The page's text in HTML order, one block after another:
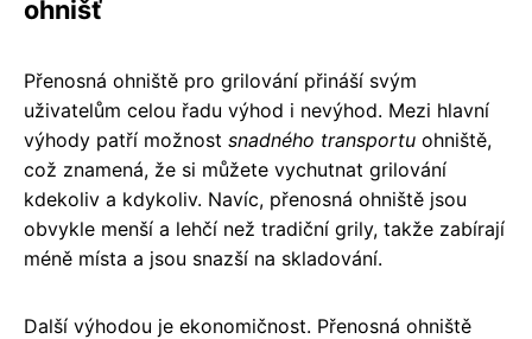
ohnišť
Přenosná ohniště pro grilování přináší svým
uživatelům celou řadu výhod i nevýhod. Mezi hlavní
výhody patří možnost snadného transportu ohniště,
což znamená, že si můžete vychutnat grilování
kdekoliv a kdykoliv. Navíc, přenosná ohniště jsou
obvykle menší a lehčí než tradiční grily, takže zabírají
méně místa a jsou snazší na skladování.
Další výhodou je ekonomičnost. Přenosná ohniště